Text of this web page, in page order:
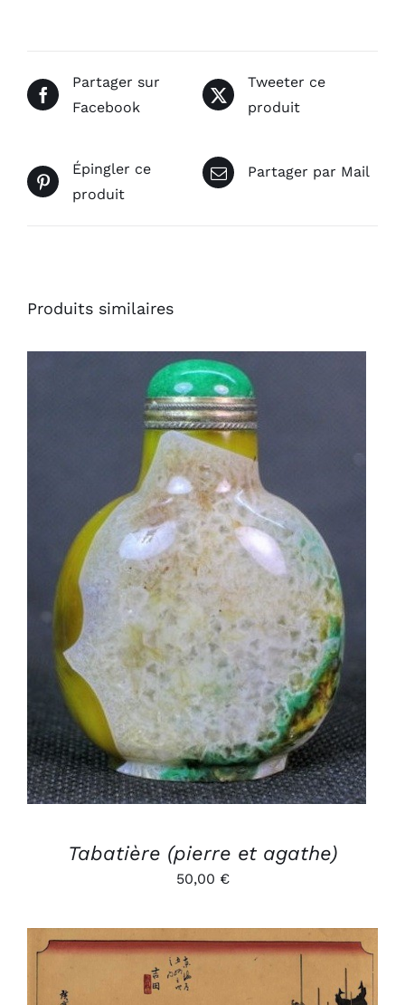
Partager sur
Facebook
Tweeter ce
produit
Épingler ce
produit
Partager par Mail
Produits similaires
AJOUTER AU PANIER
/
DÉTAILS
Tabatière (pierre et agathe)
50,00 €